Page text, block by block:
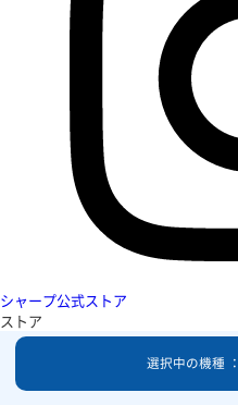
シャープ公式ストア
ストア
選択中の機種 ：